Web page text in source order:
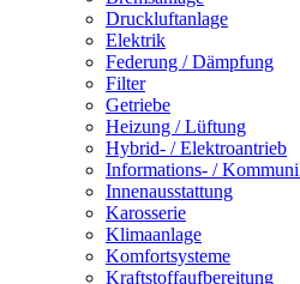
Druckluftanlage
Elektrik
Federung / Dämpfung
Filter
Getriebe
Heizung / Lüftung
Hybrid- / Elektroantrieb
Informations- /
Innenausstattung
Karosserie
Klimaanlage
Komfortsysteme
Kraftstoffaufbereitung